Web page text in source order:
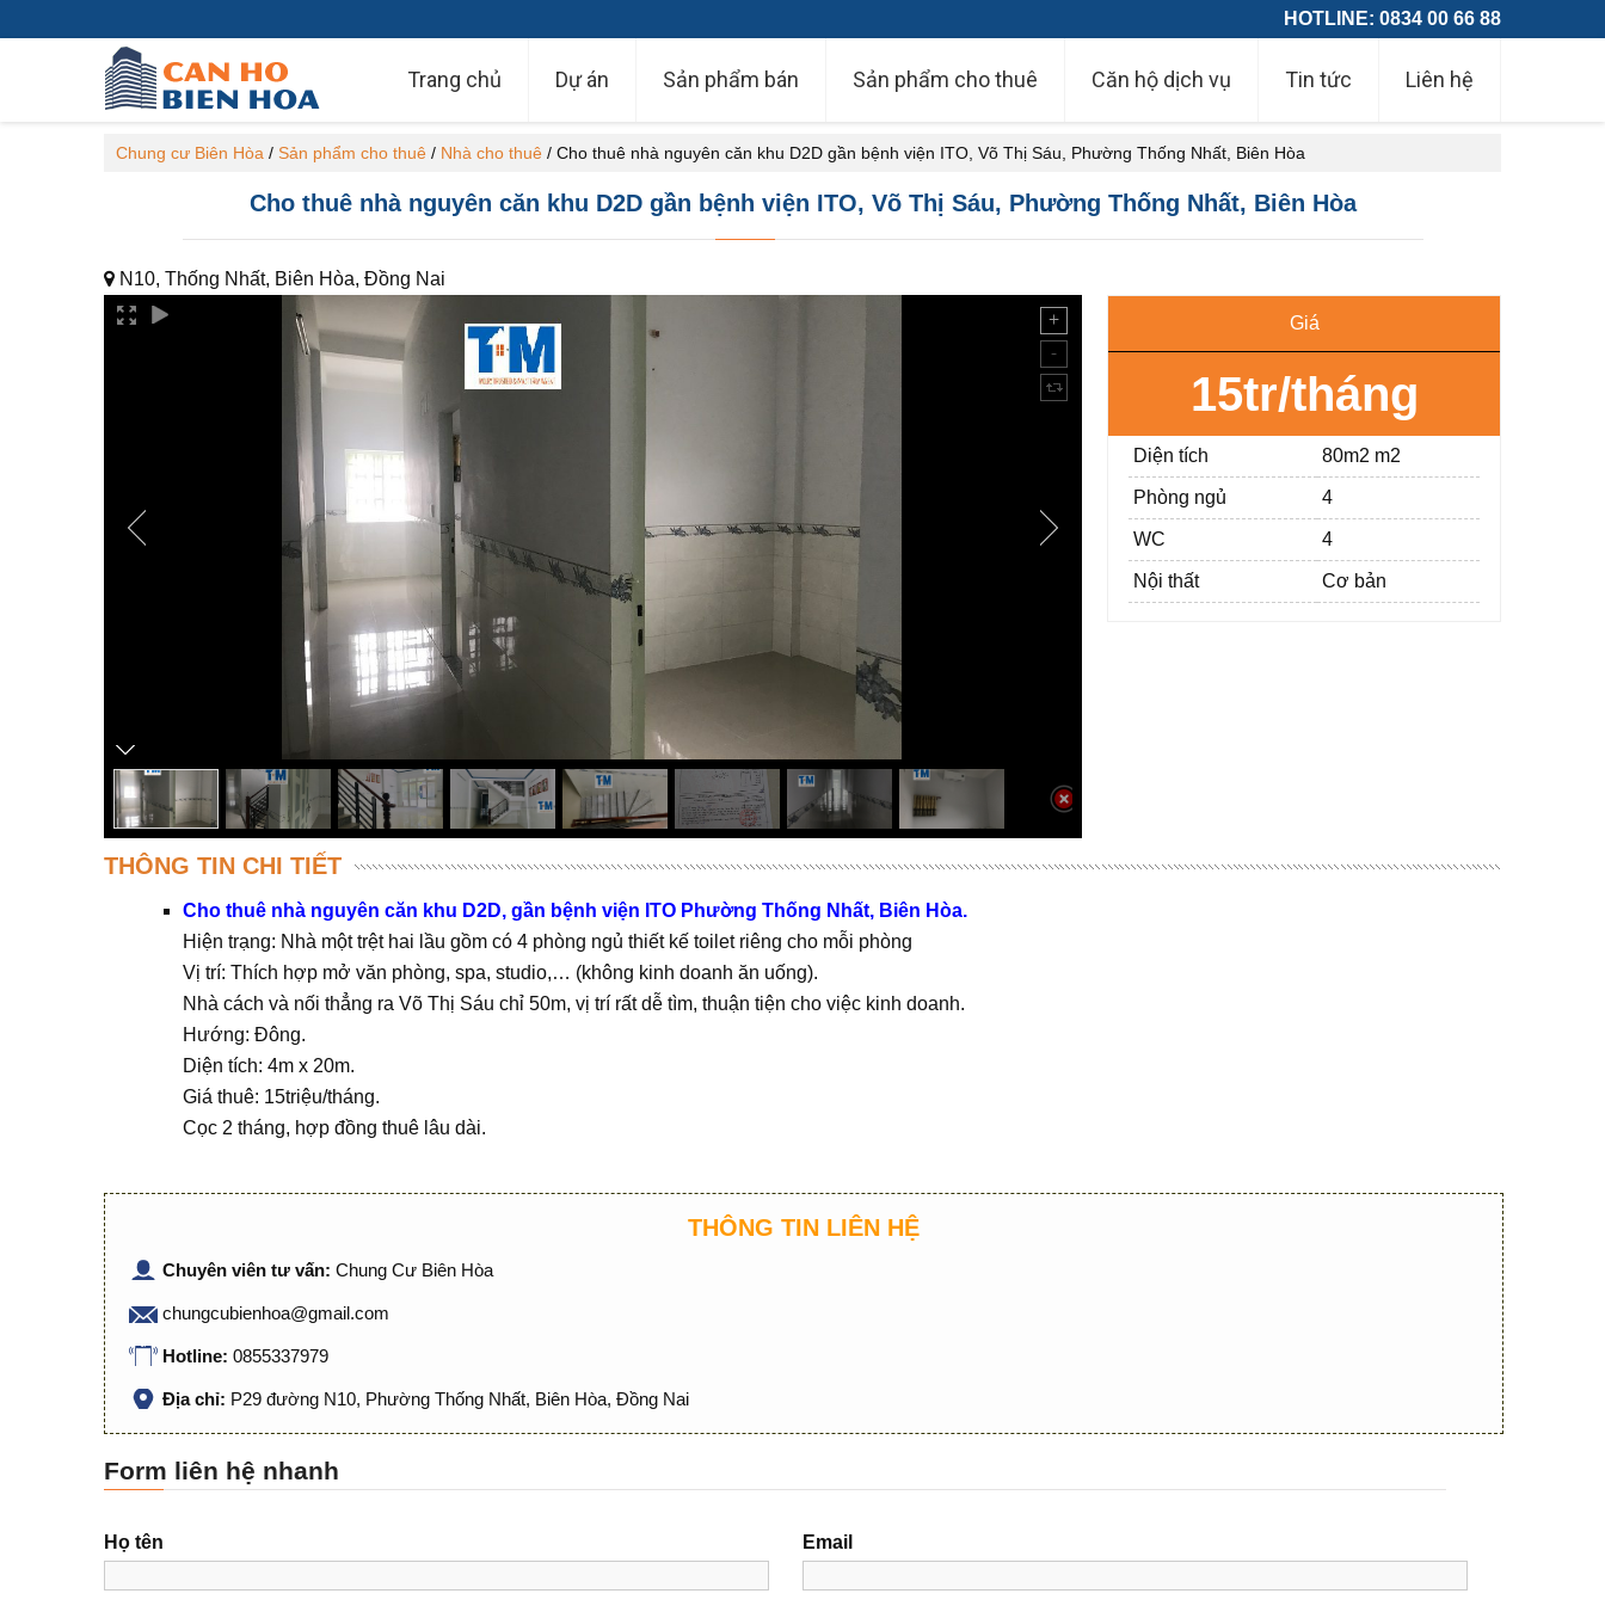
HOTLINE: 0834 00 66 88
Trang chủ Dự án Sản phẩm bán Sản phẩm cho thuê Căn hộ dịch vụ Tin tức Liên hệ
Chung cư Biên Hòa / Sản phẩm cho thuê / Nhà cho thuê / Cho thuê nhà nguyên căn khu D2D gần bệnh viện ITO, Võ Thị Sáu, Phường Thống Nhất, Biên Hòa
Cho thuê nhà nguyên căn khu D2D gần bệnh viện ITO, Võ Thị Sáu, Phường Thống Nhất, Biên Hòa
N10, Thống Nhất, Biên Hòa, Đồng Nai
Giá
15tr/tháng
Diện tích 80m2 m2
Phòng ngủ 4
WC 4
Nội thất Cơ bản
THÔNG TIN CHI TIẾT
Cho thuê nhà nguyên căn khu D2D, gần bệnh viện ITO Phường Thống Nhất, Biên Hòa.
Hiện trạng: Nhà một trệt hai lầu gồm có 4 phòng ngủ thiết kế toilet riêng cho mỗi phòng
Vị trí: Thích hợp mở văn phòng, spa, studio,… (không kinh doanh ăn uống).
Nhà cách và nối thẳng ra Võ Thị Sáu chỉ 50m, vị trí rất dễ tìm, thuận tiện cho việc kinh doanh.
Hướng: Đông.
Diện tích: 4m x 20m.
Giá thuê: 15triệu/tháng.
Cọc 2 tháng, hợp đồng thuê lâu dài.
THÔNG TIN LIÊN HỆ
Chuyên viên tư vấn: Chung Cư Biên Hòa
chungcubienhoa@gmail.com
Hotline: 0855337979
Địa chỉ: P29 đường N10, Phường Thống Nhất, Biên Hòa, Đồng Nai
Form liên hệ nhanh
Họ tên Email